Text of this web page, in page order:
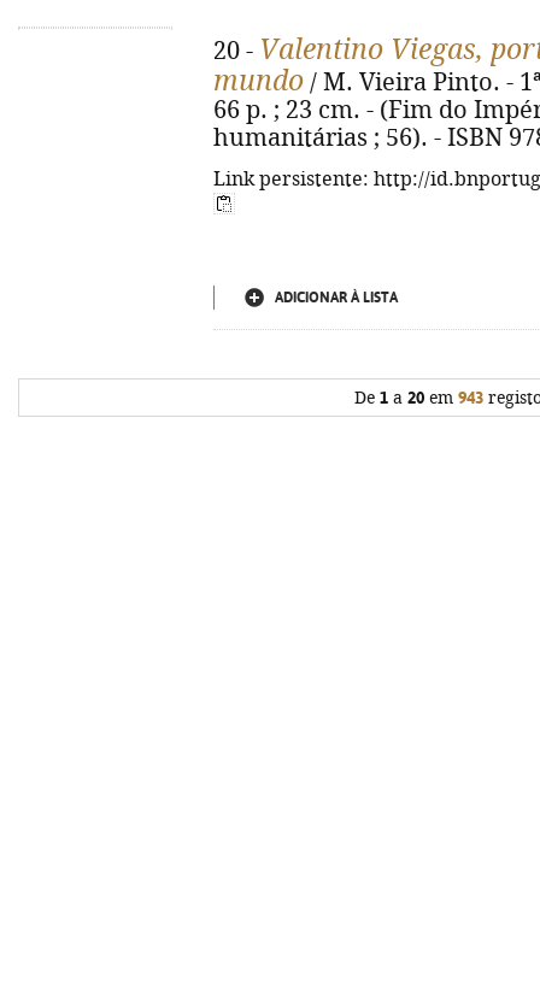
20 - Valentino Viegas,
mundo / M. Vieira Pinto. -
66 p. ; 23 cm. - (Fim do
humanitárias ; 56). - ISBN
Link persistente: http://
ADICIONAR À LISTA
De 1 a 20 em 943